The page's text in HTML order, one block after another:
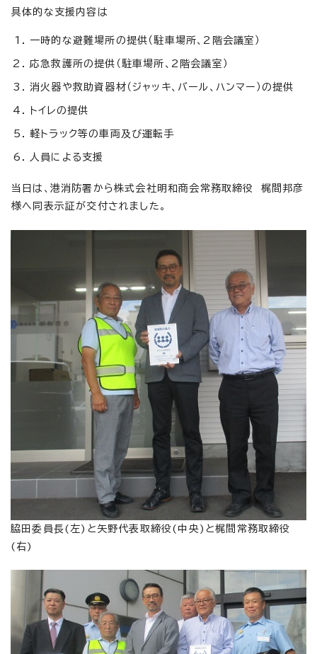
具体的な支援内容は
一時的な避難場所の提供（駐車場所、2階会議室）
応急救護所の提供（駐車場所、2階会議室）
消火器や救助資器材（ジャッキ、バール、ハンマー）の提供
トイレの提供
軽トラック等の車両及び運転手
人員による支援
当日は、港消防署から株式会社明和商会常務取締役 梶間邦彦
様へ同表示証が交付されました。
脇田委員長(左)と矢野代表取締役(中央)と梶間常務取締役
(右)